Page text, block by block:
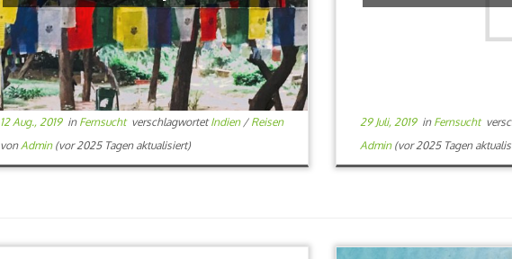
12 Aug., 2019in Fernsucht verschlagwortetIndien / Reisen
von Admin(vor 2025 Tagen aktualisiert)
29 Juli, 2019in Fernsucht
Admin(vor 2025 Tagen